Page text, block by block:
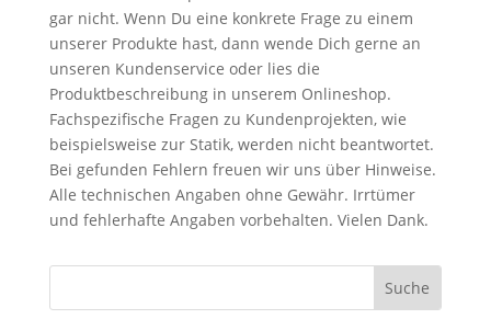
gar nicht. Wenn Du eine konkrete Frage zu einem
unserer Produkte hast, dann wende Dich gerne an
unseren Kundenservice oder lies die
Produktbeschreibung in unserem Onlineshop.
Fachspezifische Fragen zu Kundenprojekten, wie
beispielsweise zur Statik, werden nicht beantwortet.
Bei gefunden Fehlern freuen wir uns über Hinweise.
Alle technischen Angaben ohne Gewähr. Irrtümer
und fehlerhafte Angaben vorbehalten. Vielen Dank.